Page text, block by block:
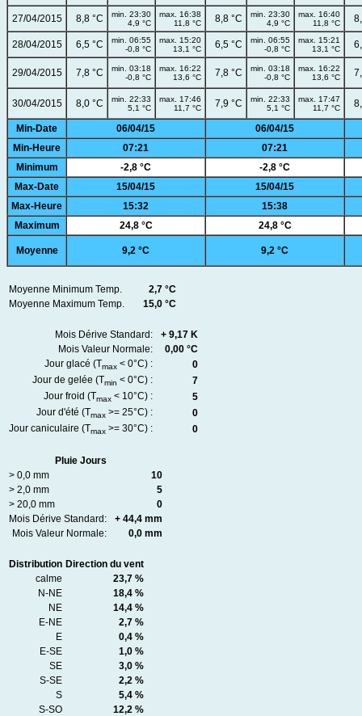
27/04/2015 8,8 °C
min. 23:30
4,9 °C
max. 16:38
11,8 °C
8,8 °C
min. 23:30
4,9 °C
max. 16:40
11,8 °C
28/04/2015 6,5 °C
min. 06:55
-0,8 °C
max. 15:20
13,1 °C
6,5 °C
min. 06:55
-0,8 °C
max. 15:21
13,1 °C
29/04/2015 7,8 °C
min. 03:18
-0,8 °C
max. 16:22
13,6 °C
7,8 °C
min. 03:18
-0,8 °C
max. 16:22
13,6 °C
30/04/2015 8,0 °C
min. 22:33
5,1 °C
max. 17:46
11,7 °C
7,9 °C
min. 22:33
5,1 °C
max. 17:47
11,7 °C
Min-Date 06/04/15
06/04/15
Min-Heure
07:21
07:21
Minimum
-2,8 °C
-2,8 °C
Max-Date
15/04/15
15/04/15
Max-Heure
15:32
15:38
Maximum
24,8 °C 24,8 °C
Moyenne 9,2 °C 9,2 °C
Moyenne Minimum Temp.
2,7 °C
Moyenne Maximum Temp.
15,0 °C
Mois Dérive Standard:
+ 9,17 K
Mois Valeur Normale:
0,00 °C
Jour glacé (Tmax < 0°C) :
0
Jour de gelée (Tmin < 0°C) :
7
Jour froid (Tmax < 10°C) :
5
Jour d'été (Tmax >= 25°C) :
0
Jour caniculaire (Tmax >= 30°C) : 0
Pluie Jours
> 0,0 mm
10
> 2,0 mm
5
> 20,0 mm
0
Mois Dérive Standard:
+ 44,4 mm
Mois Valeur Normale:
0,0 mm
Distribution Direction du vent
calme
23,7 %
N-NE
18,4 %
NE
14,4 %
E-NE
2,7 %
E
0,4 %
E-SE
1,0 %
SE
3,0 %
S-SE
2,2 %
S
5,4 %
S-SO
12,2 %